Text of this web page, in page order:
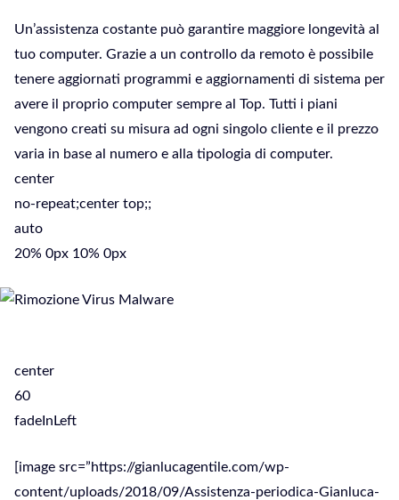
Un’assistenza costante può garantire maggiore longevità al
tuo computer. Grazie a un controllo da remoto è possibile
tenere aggiornati programmi e aggiornamenti di sistema per
avere il proprio computer sempre al Top. Tutti i piani
vengono creati su misura ad ogni singolo cliente e il prezzo
varia in base al numero e alla tipologia di computer.
center
no-repeat;center top;;
auto
20% 0px 10% 0px
center
60
fadeInLeft
[image src=”https://gianlucagentile.com/wp-
content/uploads/2018/09/Assistenza-periodica-Gianluca-